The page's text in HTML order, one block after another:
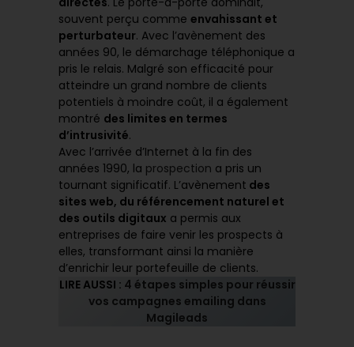
souvent perçu comme envahissant et
perturbateur. Avec l’avènement des
années 90, le démarchage téléphonique a
pris le relais. Malgré son efficacité pour
atteindre un grand nombre de clients
potentiels à moindre coût, il a également
montré des limites en termes
d’intrusivité.
Avec l’arrivée d’Internet à la fin des
années 1990, la prospection a pris un
tournant significatif. L’avènement des
sites web, du référencement naturel et
des outils digitaux a permis aux
entreprises de faire venir les prospects à
elles, transformant ainsi la manière
d’enrichir leur portefeuille de clients.
LIRE AUSSI : 4 étapes simples pour réussir
vos campagnes emailing dans
Magileads